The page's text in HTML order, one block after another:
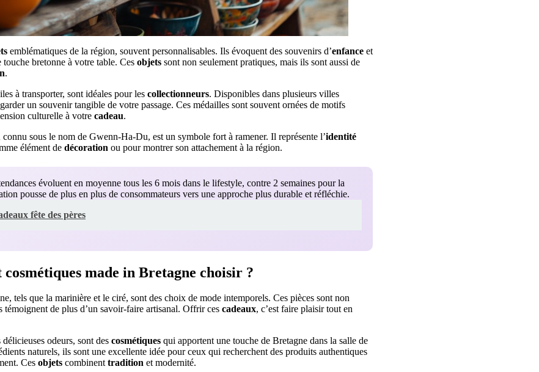
emblématiques de la région, souvent personnalisables. Ils évoquent des souvenirs d’enfance et
bretonne à votre table. Ces objets sont non seulement pratiques, mais ils sont aussi de
.
à transporter, sont idéales pour les collectionneurs. Disponibles dans plusieurs villes
un souvenir tangible de votre passage. Ces médailles sont souvent ornées de motifs
culturelle à votre cadeau.
sous le nom de Gwenn-Ha-Du, est un symbole fort à ramener. Il représente l’identité
élément de décoration ou pour montrer son attachement à la région.
évoluent en moyenne tous les 6 mois dans le lifestyle, contre 2 semaines pour la
pousse de plus en plus de consommateurs vers une approche plus durable et réfléchie.
fête des pères
cosmétiques made in Bretagne choisir ?
tels que la marinière et le ciré, sont des choix de mode intemporels. Ces pièces sont non
témoignent de plus d’un savoir-faire artisanal. Offrir ces cadeaux, c’est faire plaisir tout en
odeurs, sont des cosmétiques qui apportent une touche de Bretagne dans la salle de
naturels, ils sont une excellente idée pour ceux qui recherchent des produits authentiques
Ces objets combinenttradition et modernité.